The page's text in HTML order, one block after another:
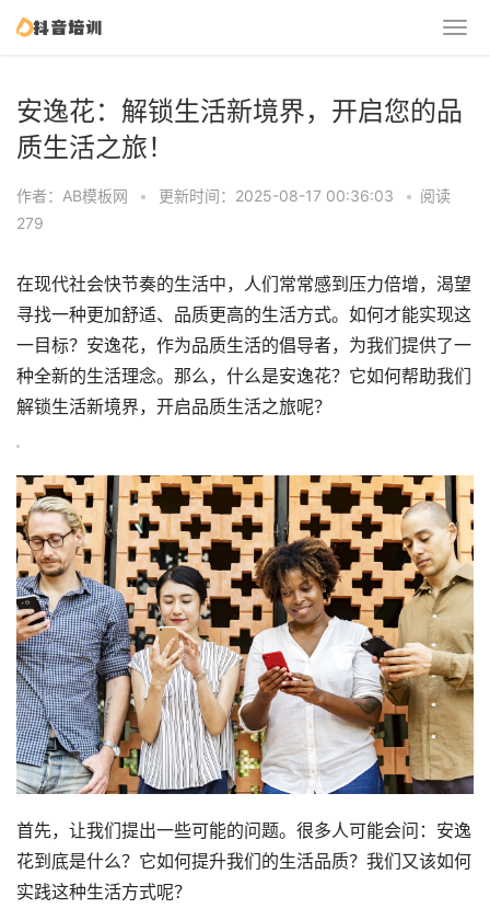
安逸花：解锁生活新境界，开启您的品
质生活之旅！
作者：AB模板网 • 更新时间：2025-08-17 00:36:03 • 阅读
279
在现代社会快节奏的生活中，人们常常感到压力倍增，渴望
寻找一种更加舒适、品质更高的生活方式。如何才能实现这
一目标？安逸花，作为品质生活的倡导者，为我们提供了一
种全新的生活理念。那么，什么是安逸花？它如何帮助我们
解锁生活新境界，开启品质生活之旅呢？
首先，让我们提出一些可能的问题。很多人可能会问：安逸
花到底是什么？它如何提升我们的生活品质？我们又该如何
实践这种生活方式呢？